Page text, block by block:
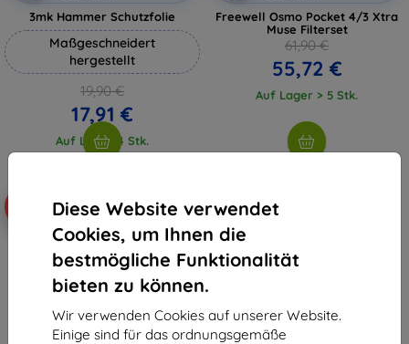
Diese Website verwendet
Cookies, um Ihnen die
bestmögliche Funktionalität
bieten zu können.
Wir verwenden Cookies auf unserer Website.
Einige sind für das ordnungsgemäße
3mk Hammer Schutzfolie
Maßgeschneidert
hergestellt
19,90 €
17,91 €
Auf Lager 4 Stk.
Freewell Osmo Pocket 4/3 Xtra
Muse Filterset
61,90 €
55,72 €
Auf Lager > 5 Stk.